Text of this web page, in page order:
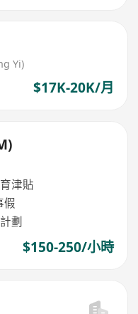
Yi)
$17K-20K/月
津貼
假
劃
$150-250/小時